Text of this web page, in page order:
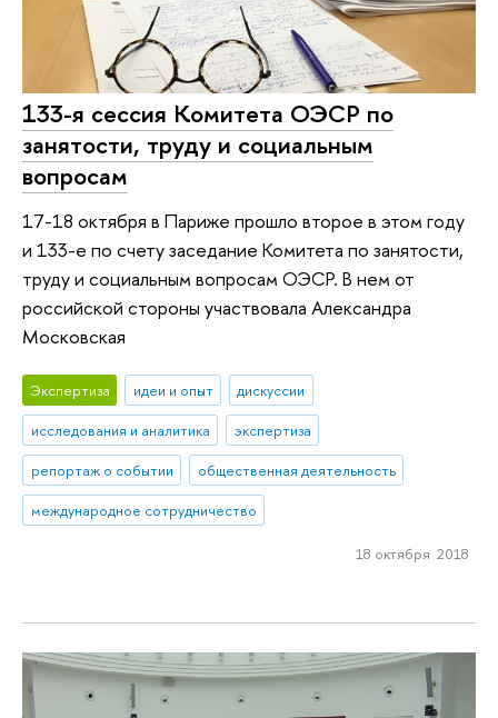
133-я сессия Комитета ОЭСР по
занятости, труду и социальным
вопросам
17-18 октября в Париже прошло второе в этом году
и 133-е по счету заседание Комитета по занятости,
труду и социальным вопросам ОЭСР. В нем от
российской стороны участвовала Александра
Московская
Экспертиза идеи и опыт
дискуссии
исследования и аналитика
экспертиза
репортаж о событии
общественная деятельность
международное сотрудничество
18 октября 2018